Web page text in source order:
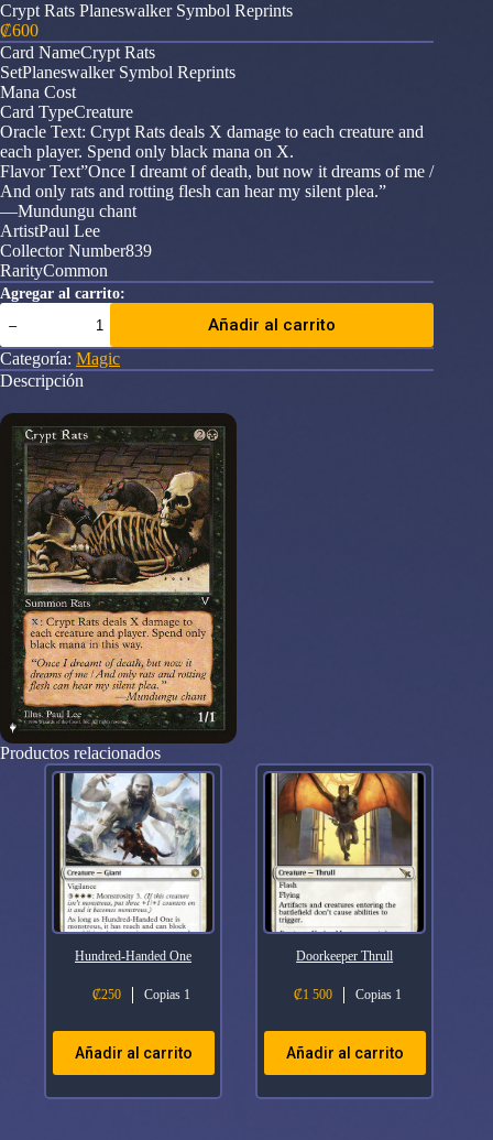
Crypt Rats Planeswalker Symbol Reprints
₡600
Card NameCrypt Rats
SetPlaneswalker Symbol Reprints
Mana Cost
Card TypeCreature
Oracle Text: Crypt Rats deals X damage to each creature and
each player. Spend only black mana on X.
Flavor Text”Once I dreamt of death, but now it dreams of me /
And only rats and rotting flesh can hear my silent plea.”
—Mundungu chant
ArtistPaul Lee
Collector Number839
RarityCommon
Agregar al carrito:
Crypt
Rats
Planeswalker
Symbol
Reprints
Añadir al carrito
Categoría: Magic
Descripción
Productos relacionados
Hundred-Handed One
₡250 Copias 1
Añadir al carrito
Doorkeeper Thrull
₡1 500 Copias 1
Añadir al carrito